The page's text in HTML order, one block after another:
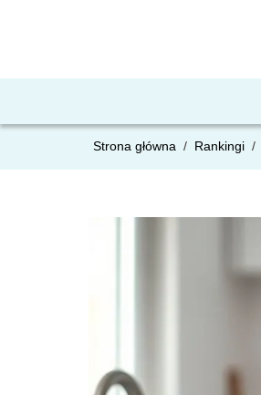
Strona główna / Rankingi /